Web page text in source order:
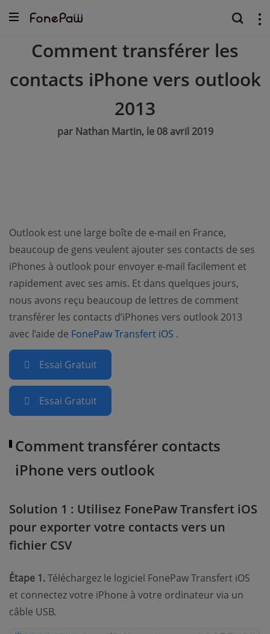
Comment transférer les
contacts iPhone vers outlook
2013
par Nathan Martin, le 08 avril 2019
Outlook est une large boîte de e-mail en France,
beaucoup de gens veulent ajouter ses contacts de ses
iPhones à outlook pour envoyer e-mail facilement et
rapidement avec ses amis. Et dans quelques jours,
nous avons reçu beaucoup de lettres de comment
transférer les contacts d’iPhones vers outlook 2013
avec l’aide de FonePaw Transfert iOS (opens new window)
.
Essai Gratuit
Essai Gratuit
Comment transférer contacts
iPhone vers outlook
Solution 1 : Utilisez FonePaw Transfert iOS
pour exporter votre contacts vers un
fichier CSV
Étape 1.Téléchargez le logiciel FonePaw Transfert iOS
et connectez votre iPhone à votre ordinateur via un
câble USB.